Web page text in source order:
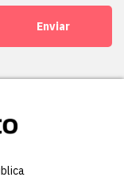
Enviar